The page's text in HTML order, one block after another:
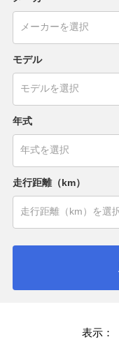
モデル
年式
走行距離（km）
表示：